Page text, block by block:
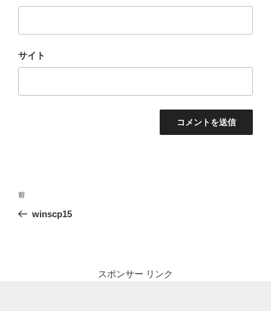
サイト
投
前
の
前
winscp15
スポンサー リンク